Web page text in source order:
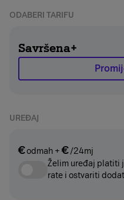
ODABERI TARIFU
Savršena+
UREĐAJ
€odmah + € /24mj
Želim uređaj platiti
rate i ostvariti